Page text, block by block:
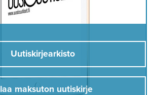
Uutiskirjearkisto
maksuton uutiskirje